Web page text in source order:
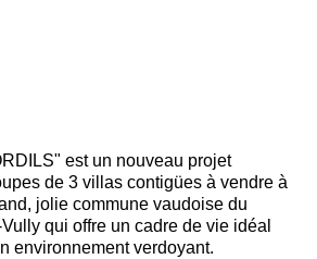
est un nouveau projet
de 3 villas contigües à vendre à
jolie commune vaudoise du
qui offre un cadre de vie idéal
environnement verdoyant.